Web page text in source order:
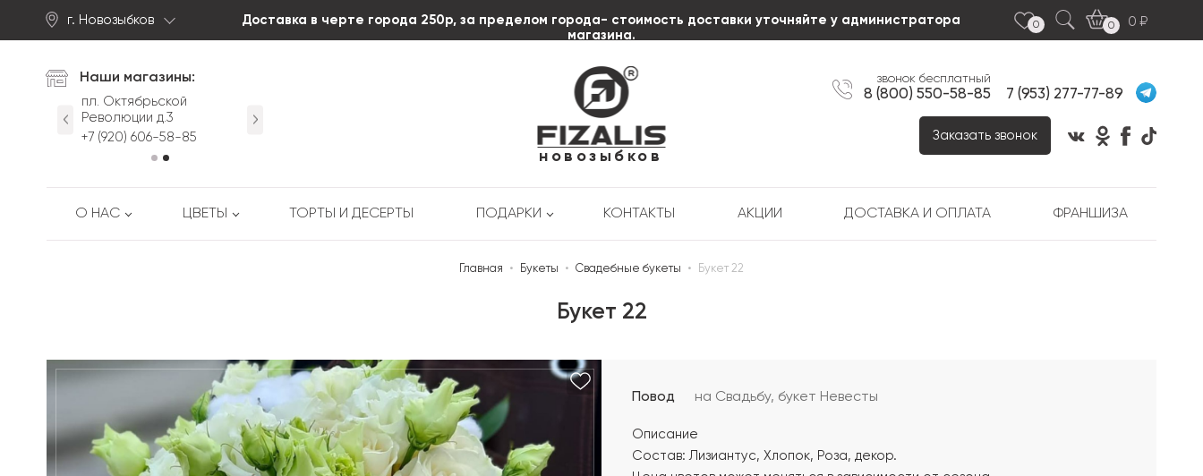
Доставка в черте города 250р, за пределом города- стоимость доставки уточняйте у администратора
магазина.
г. Новозыбков 0 0
0
новозыбков
Наши магазины:
пл. Октябрьской
Революции д.3
+7 (920) 606-58-85
+7 (920) 605-53-88
8 (800) 550-58-85
звонок бесплатный
7 (953) 277-77-89
Заказать звонок
О НАС ЦВЕТЫ ТОРТЫ И ДЕСЕРТЫ ПОДАРКИ КОНТАКТЫ АКЦИИ ДОСТАВКА И ОПЛАТА ФРАНШИЗА
Главная • Букеты • Свадебные букеты • Букет 22
Букет 22
Повод на Свадьбу, букет Невесты
Описание
Состав: Лизиантус, Хлопок, Роза, декор.